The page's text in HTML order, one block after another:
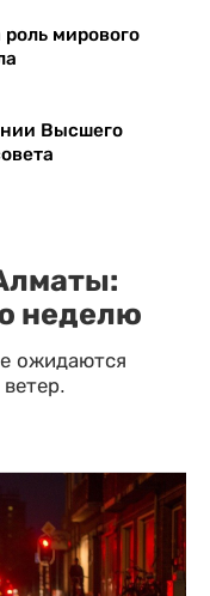
мирового
Высшего
неделю
ожидаются